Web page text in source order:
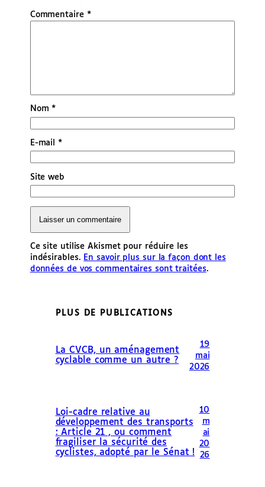
Commentaire *
Nom*
E-mail*
Site web
Ce site utilise Akismet pour réduire les
indésirables. En savoir plus sur la façon dont les
données de vos commentaires sont traitées.
PLUS DE PUBLICATIONS
La CVCB, un aménagement
cyclable comme un autre ?
19
mai
2026
Loi-cadre relative au
développement des transports
: Article 21 , ou comment
fragiliser la sécurité des
cyclistes, adopté par le Sénat !
10
m
ai
20
26